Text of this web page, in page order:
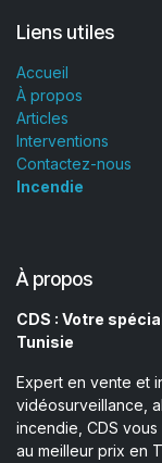
Liens utiles
Accueil
À propos
Articles
Interventions
Contactez-nous
Incendie
À propos
CDS : Votre
Tunisie
Expert en vente et
vidéosurveillance,
incendie, CDS
au meilleur prix en